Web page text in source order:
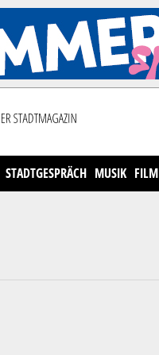
STADTGESPRÄCH MUSIK FILM